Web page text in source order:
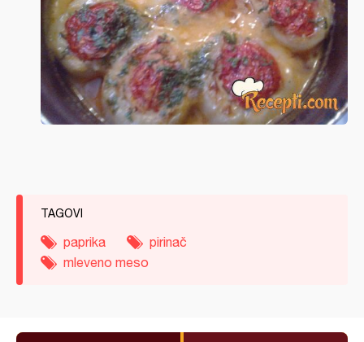
TAGOVI
paprika
pirinač
mleveno meso